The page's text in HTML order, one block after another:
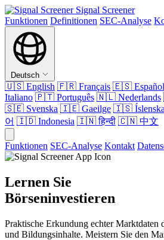
Signal Screener
Funktionen Definitionen SEC-Analyse
Deutsch
🇺🇸 English 🇫🇷 Français 🇪🇸 Español
Italiano 🇵🇹 Português 🇳🇱 Nederlands
🇸🇪 Svenska 🇮🇪 Gaeilge 🇮🇸 Íslenska
어 🇮🇩 Indonesia 🇮🇳हिन्दी 🇨🇳 中文
Funktionen SEC-Analyse Kontakt
Lernen Sie
Börseninvestieren
Praktische Erkundung echter Marktdaten
und Bildungsinhalte. Meistern Sie den